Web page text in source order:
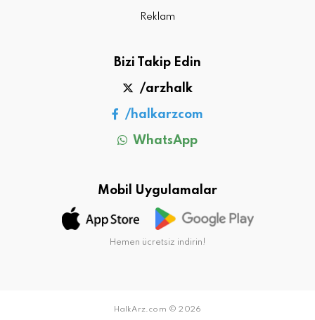
Reklam
Bizi Takip Edin
/arzhalk
/halkarzcom
WhatsApp
Mobil Uygulamalar
Hemen ücretsiz indirin!
HalkArz.com © 2026